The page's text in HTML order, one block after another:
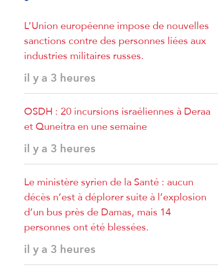
L’Union européenne impose de nouvelles
sanctions contre des personnes liées aux
industries militaires russes.
il y a 3 heures
OSDH : 20 incursions israéliennes à Deraa
et Quneitra en une semaine
il y a 3 heures
Le ministère syrien de la Santé : aucun
décès n’est à déplorer suite à l’explosion
d’un bus près de Damas, mais 14
personnes ont été blessées.
il y a 3 heures